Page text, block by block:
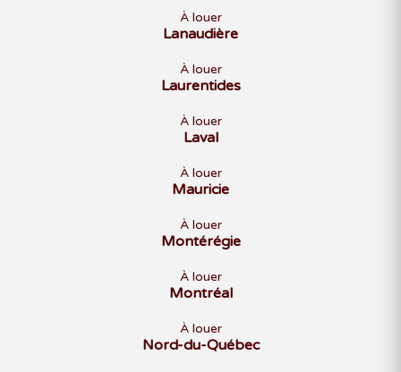
À louer
Lanaudière
À louer
Laurentides
À louer
Laval
À louer
Mauricie
À louer
Montérégie
À louer
Montréal
À louer
Nord-du-Québec